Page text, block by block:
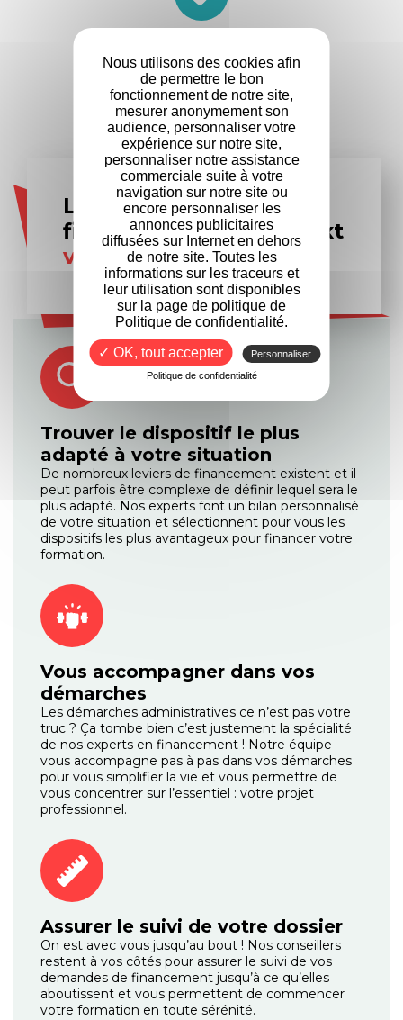
Entreprises
partenaires
Les experts en
financement Formanext
vous accompagnent
Trouver le dispositif le plus
adapté à votre situation
De nombreux leviers de financement existent et il
peut parfois être complexe de définir lequel sera le
plus adapté. Nos experts font un bilan personnalisé
de votre situation et sélectionnent pour vous les
dispositifs les plus avantageux pour financer votre
formation.
Vous accompagner dans vos
démarches
Les démarches administratives ce n’est pas votre
truc ? Ça tombe bien c’est justement la spécialité
de nos experts en financement ! Notre équipe
vous accompagne pas à pas dans vos démarches
pour vous simplifier la vie et vous permettre de
vous concentrer sur l’essentiel : votre projet
professionnel.
Assurer le suivi de votre dossier
On est avec vous jusqu’au bout ! Nos conseillers
restent à vos côtés pour assurer le suivi de vos
demandes de financement jusqu’à ce qu’elles
aboutissent et vous permettent de commencer
votre formation en toute sérénité.
Nous utilisons des cookies afin
de permettre le bon
fonctionnement de notre site,
mesurer anonymement son
audience, personnaliser votre
expérience sur notre site,
personnaliser notre assistance
commerciale suite à votre
navigation sur notre site ou
encore personnaliser les
annonces publicitaires
diffusées sur Internet en dehors
de notre site. Toutes les
informations sur les traceurs et
leur utilisation sont disponibles
sur la page de politique de
Politique de confidentialité.
✓ OK, tout accepter
Personnaliser
Politique de confidentialité